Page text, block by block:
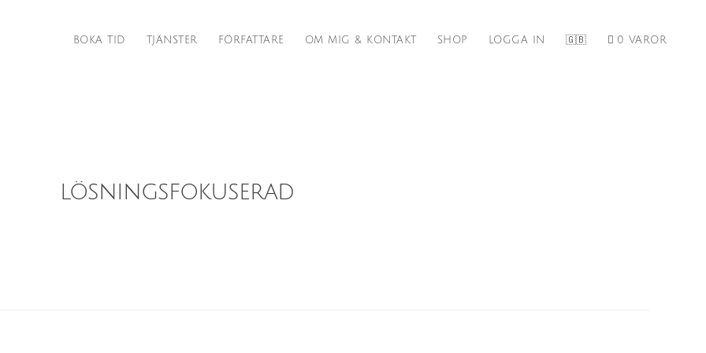
BOKA TID TJÄNSTER FÖRFATTARE OM MIG & KONTAKT SHOP LOGGA IN 🇬🇧 0 VAROR
lösningsfokuserad